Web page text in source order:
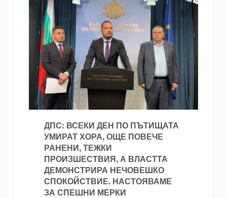
ДПС: ВСЕКИ ДЕН ПО ПЪТИЩАТА
УМИРАТ ХОРА, ОЩЕ ПОВЕЧЕ
РАНЕНИ, ТЕЖКИ
ПРОИЗШЕСТВИЯ, А ВЛАСТТА
ДЕМОНСТРИРА НЕЧОВЕШКО
СПОКОЙСТВИЕ. НАСТОЯВАМЕ
ЗА СПЕШНИ МЕРКИ